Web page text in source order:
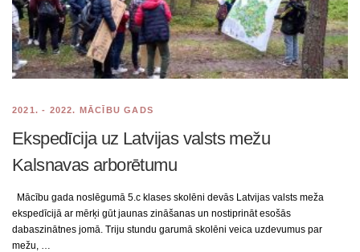
2021. - 2022. MĀCĪBU GADS
Ekspedīcija uz Latvijas valsts mežu
Kalsnavas arborētumu
Mācību gada noslēgumā 5.c klases skolēni devās Latvijas valsts meža
ekspedīcijā ar mērķi gūt jaunas zināšanas un nostiprināt esošās
dabaszinātnes jomā. Triju stundu garumā skolēni veica uzdevumus par
mežu, …